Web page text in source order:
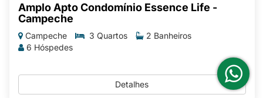
Amplo Apto Condomínio Essence Life -
Campeche
Campeche 3 Quartos
2 Banheiros
6 Hóspedes
Detalhes